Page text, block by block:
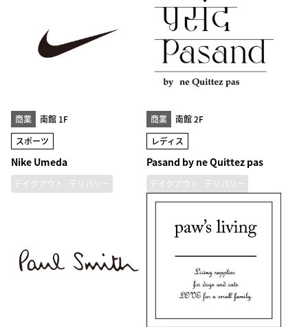
商業
南館 1F
スポーツ
Nike Umeda
テイクアウト デリバリー
商業
南館 2F
レディス
Pasand by ne Quittez pas
テイクアウト デリバリー